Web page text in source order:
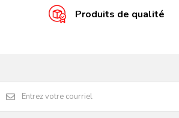
Produits de qualité